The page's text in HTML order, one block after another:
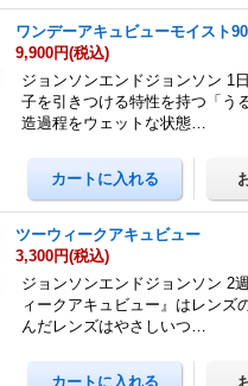
ワンデーアキュビューモイスト
9,900円(税込)
ジョンソンエンドジョンソン 1
子を引きつける特性を持つ「う
造過程をウェットな状態…
ツーウィークアキュビュー
3,300円(税込)
ジョンソンエンドジョンソン 2
ィークアキュビュー』はレンズ
んだレンズはやさしいつ…